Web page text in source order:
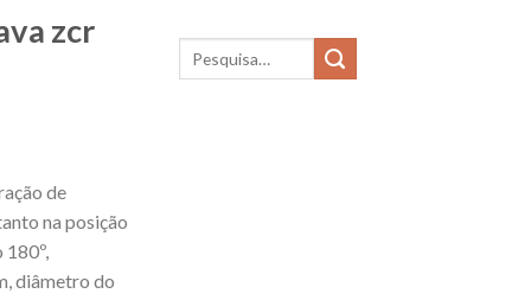
zcr
de
na posição
diâmetro do